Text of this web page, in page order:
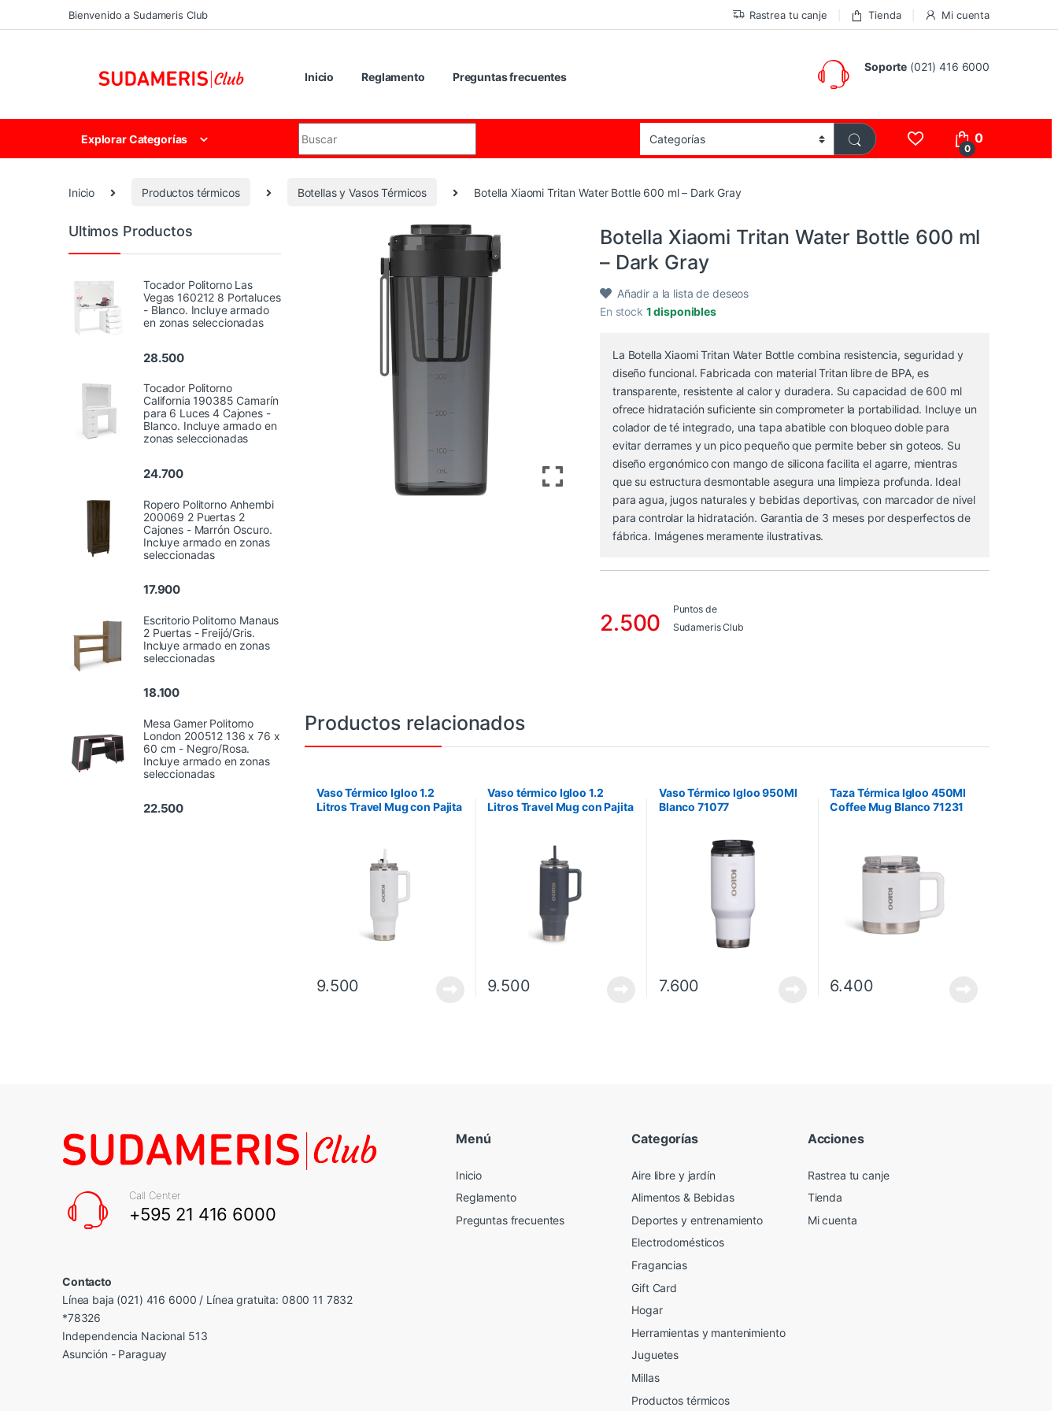
Skip to navigation
Skip to contentBienvenido a Sudameris Club Rastrea tu canje Tienda Mi cuenta
Inicio Reglamento Preguntas frecuentes
Soporte (021) 416 6000
Explorar Categorías
0
0
Inicio Productos térmicos Botellas y Vasos Térmicos Botella Xiaomi Tritan Water Bottle 600 ml – Dark Gray
Botella Xiaomi Tritan Water Bottle 600 ml
– Dark Gray
Añadir a la lista de deseos
En stock 1 disponibles
La Botella Xiaomi Tritan Water Bottle combina resistencia, seguridad y
diseño funcional. Fabricada con material Tritan libre de BPA, es
transparente, resistente al calor y duradera. Su capacidad de 600 ml
ofrece hidratación suficiente sin comprometer la portabilidad. Incluye un
colador de té integrado, una tapa abatible con bloqueo doble para
evitar derrames y un pico pequeño que permite beber sin goteos. Su
diseño ergonómico con mango de silicona facilita el agarre, mientras
que su estructura desmontable asegura una limpieza profunda. Ideal
para agua, jugos naturales y bebidas deportivas, con marcador de nivel
para controlar la hidratación. Garantia de 3 meses por desperfectos de
fábrica. Imágenes meramente ilustrativas.
2.500
Puntos de
Sudameris Club
Productos relacionados
Vaso Térmico Igloo 1.2
Litros Travel Mug con Pajita
9.500
Vaso térmico Igloo 1.2
Litros Travel Mug con Pajita
9.500
Vaso Térmico Igloo 950Ml
Blanco 71077
7.600
Taza Térmica Igloo 450Ml
Coffee Mug Blanco 71231
6.400
Ultimos Productos
Tocador Politorno Las
Vegas 160212 8 Portaluces
- Blanco. Incluye armado
en zonas seleccionadas
28.500
Tocador Politorno
California 190385 Camarín
para 6 Luces 4 Cajones -
Blanco. Incluye armado en
zonas seleccionadas
24.700
Ropero Politorno Anhembi
200069 2 Puertas 2
Cajones - Marrón Oscuro.
Incluye armado en zonas
seleccionadas
17.900
Escritorio Politorno Manaus
2 Puertas - Freijó/Gris.
Incluye armado en zonas
seleccionadas
18.100
Mesa Gamer Politorno
London 200512 136 x 76 x
60 cm - Negro/Rosa.
Incluye armado en zonas
seleccionadas
22.500
Call Center
+595 21 416 6000
Contacto
Línea baja (021) 416 6000 / Línea gratuita: 0800 11 7832
*78326
Independencia Nacional 513
Asunción - Paraguay
Menú
Inicio
Reglamento
Preguntas frecuentes
Categorías
Aire libre y jardín
Alimentos & Bebidas
Deportes y entrenamiento
Electrodomésticos
Fragancias
Gift Card
Hogar
Herramientas y mantenimiento
Juguetes
Millas
Productos térmicos
Acciones
Rastrea tu canje
Tienda
Mi cuenta